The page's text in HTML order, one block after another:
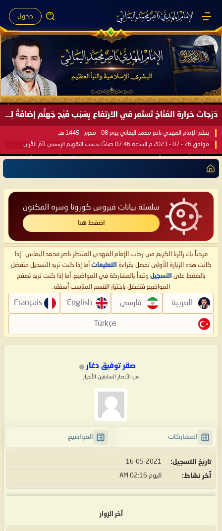
دخول
دَرَجات حَرارةِ المُنَاخ تَستَمِر في الارتِفاع بِسَبَب فَيْح جَهنَّم إضافَةً لِحرارةِ الشَّمس في مُحكَم القُرآن العَظيم ..
بقلم الإمام المهدي ناصر محمد اليماني يوم 08 - محرم - 1445 هـ
موافق 26 - 07 - 2023 م الساعة 07:46 صباحًا بحسب التقويم الرسمي لأمّ القُرى
سلسلة بيانات فيروس كورونا وسره المكنون
اضغط هنا
مرحباً بك زائرنا الكريم في رحاب الإمام المهدي المنتظر ناصر محمد اليماني : إذا
كانت هذه الزيارة الأولى تفضل بقراءة التعليمات أما إذا كنت تريد التسجيل فتفضل
بالضغط على التسجيل وتبدأ بالمشاركة في المواضيع، أما إذا كنت تريد تصفح
المواضيع فتفضل باختيار القسم المناسب أسفله.
العربية فارسی English
Français
Türkçe
صقر توفيق دغار
من الأنصار السابقين الأخيار
المشاركات المواضيع
تاريخ التسجيل 16-05-2021
آخر نشاط اليوم 02:16 AM
آخر الزوار